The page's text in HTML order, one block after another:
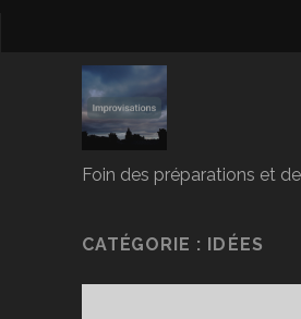
Foin des préparations et
CATÉGORIE : IDÉES